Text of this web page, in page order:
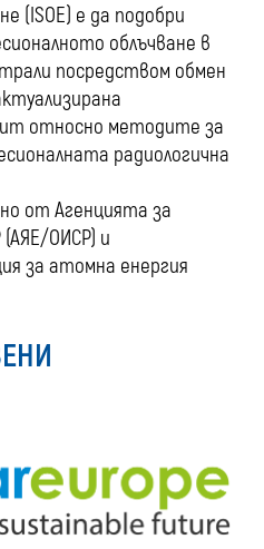
(ISOE) е да подобри
облъчване в
посредством обмен
относно методите за
радиологична
от Агенцията за
(АЯЕ/ОИСР) и
за атомна енергия